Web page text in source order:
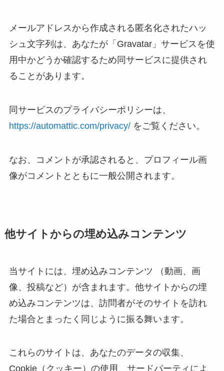
メールアドレスから作成される匿名化されたハッ
シュ文字列は、あなたが「Gravatar」サービスを使
用中かどうか確認するため同サービスに提供され
ることがあります。
同サービスのプライバシーポリシーは、
https://automattic.com/privacy/をご覧ください。
なお、コメントが承認されると、プロフィール画
像がコメントとともに一般公開されます。
他サイトからの埋め込みコンテンツ
当サイトには、埋め込みコンテンツ （動画、画
像、投稿など）が含まれます。他サイトからの埋
め込みコンテンツは、訪問者がそのサイトを訪れ
た場合とまったく同じように振る舞います。
これらのサイトは、あなたのデータの収集、
Cookie（クッキー）の使用、サードパーティによ